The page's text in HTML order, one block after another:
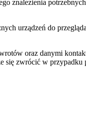
znalezienia
urządzeń do
oraz danymi
się zwrócić w przypadku